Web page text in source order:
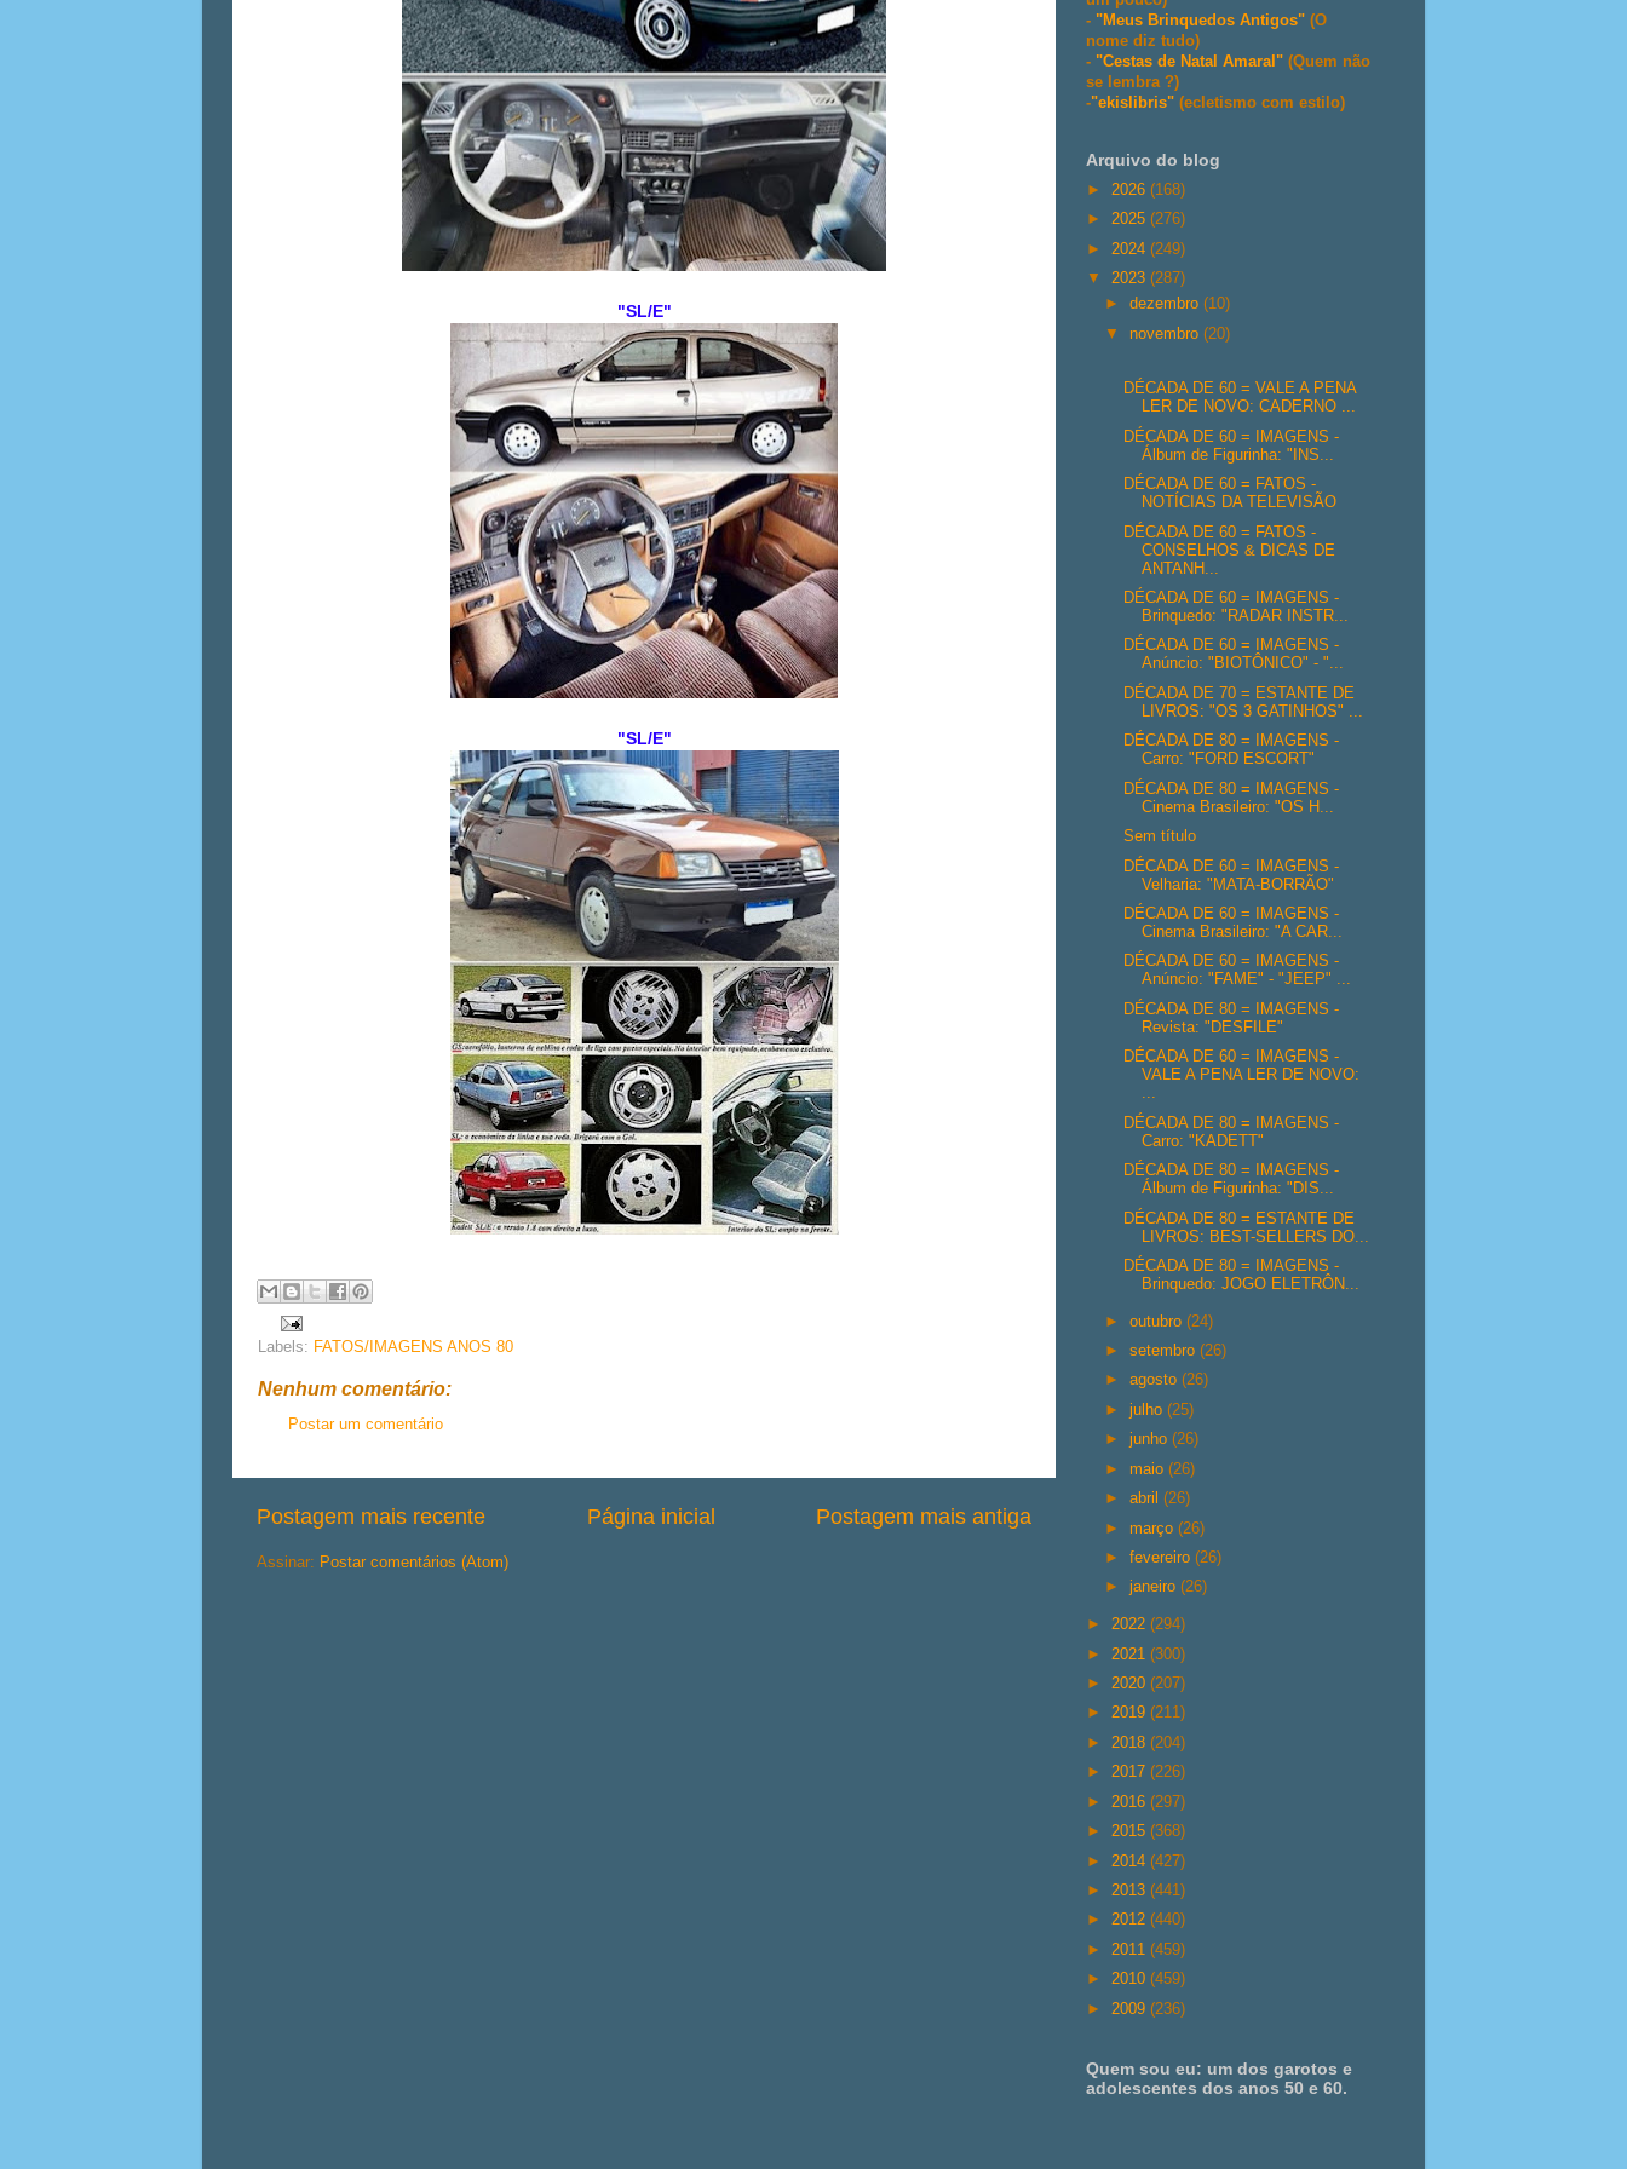
"SL/E"
"SL/E"
Labels: FATOS/IMAGENS ANOS 80
Nenhum comentário:
Postar um comentário
Postagem mais recente Postagem mais antiga
Página inicial
Assinar: Postar comentários (Atom)
- "Meus Brinquedos Antigos" (O
nome diz tudo)
- "Cestas de Natal Amaral" (Quem não
se lembra ?)
-"ekislibris" (ecletismo com estilo)
Arquivo do blog
► 2026 (168)
► 2025 (276)
► 2024 (249)
▼ 2023 (287)
►dezembro(10)
▼ novembro(20)
DÉCADA DE 60 = VALE A PENA
LER DE NOVO: CADERNO ...
DÉCADA DE 60 = IMAGENS -
Álbum de Figurinha: "INS...
DÉCADA DE 60 = FATOS -
NOTÍCIAS DA TELEVISÃO
DÉCADA DE 60 = FATOS -
CONSELHOS & DICAS DE
ANTANH...
DÉCADA DE 60 = IMAGENS -
Brinquedo: "RADAR INSTR...
DÉCADA DE 60 = IMAGENS -
Anúncio: "BIOTÔNICO" - "...
DÉCADA DE 70 = ESTANTE DE
LIVROS: "OS 3 GATINHOS" ...
DÉCADA DE 80 = IMAGENS -
Carro: "FORD ESCORT"
DÉCADA DE 80 = IMAGENS -
Cinema Brasileiro: "OS H...
Sem título
DÉCADA DE 60 = IMAGENS -
Velharia: "MATA-BORRÃO"
DÉCADA DE 60 = IMAGENS -
Cinema Brasileiro: "A CAR...
DÉCADA DE 60 = IMAGENS -
Anúncio: "FAME" - "JEEP" ...
DÉCADA DE 80 = IMAGENS -
Revista: "DESFILE"
DÉCADA DE 60 = IMAGENS -
VALE A PENA LER DE NOVO:
...
DÉCADA DE 80 = IMAGENS -
Carro: "KADETT"
DÉCADA DE 80 = IMAGENS -
Álbum de Figurinha: "DIS...
DÉCADA DE 80 = ESTANTE DE
LIVROS: BEST-SELLERS DO...
DÉCADA DE 80 = IMAGENS -
Brinquedo: JOGO ELETRÔN...
►outubro(24)
►setembro(26)
►agosto(26)
►julho(25)
►junho(26)
► maio(26)
►abril(26)
► março(26)
►fevereiro(26)
►janeiro(26)
► 2022 (294)
► 2021 (300)
► 2020 (207)
► 2019 (211)
► 2018 (204)
► 2017 (226)
► 2016 (297)
► 2015 (368)
► 2014 (427)
► 2013 (441)
► 2012 (440)
► 2011 (459)
► 2010 (459)
► 2009 (236)
Quem sou eu: um dos garotos e
adolescentes dos anos 50 e 60.